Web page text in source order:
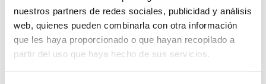
nuestros partners de redes sociales, publicidad y análisis
web, quienes pueden combinarla con otra información
que les haya proporcionado o que hayan recopilado a
partir del uso que haya hecho de sus servicios.
Temps de
descente
>45 s
Type de
déverrouillage
Automatique
Niveau sonore
<70 dB(A)